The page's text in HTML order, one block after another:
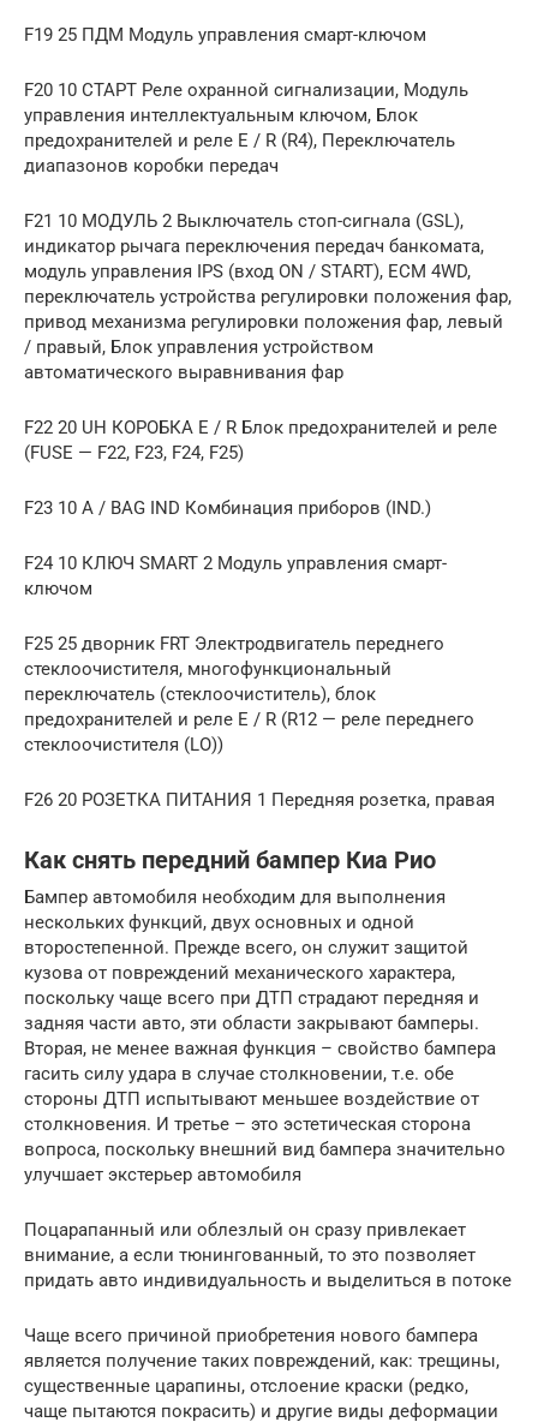
F19 25 ПДМ Модуль управления смарт-ключом
F20 10 СТАРТ Реле охранной сигнализации, Модуль
управления интеллектуальным ключом, Блок
предохранителей и реле E / R (R4), Переключатель
диапазонов коробки передач
F21 10 МОДУЛЬ 2 Выключатель стоп-сигнала (GSL),
индикатор рычага переключения передач банкомата,
модуль управления IPS (вход ON / START), ECM 4WD,
переключатель устройства регулировки положения фар,
привод механизма регулировки положения фар, левый
/ правый, Блок управления устройством
автоматического выравнивания фар
F22 20 UH КОРОБКА E / R Блок предохранителей и реле
(FUSE — F22, F23, F24, F25)
F23 10 A / BAG IND Комбинация приборов (IND.)
F24 10 КЛЮЧ SMART 2 Модуль управления смарт-
ключом
F25 25 дворник FRT Электродвигатель переднего
стеклоочистителя, многофункциональный
переключатель (стеклоочиститель), блок
предохранителей и реле E / R (R12 — реле переднего
стеклоочистителя (LO))
F26 20 РОЗЕТКА ПИТАНИЯ 1 Передняя розетка, правая
Как снять передний бампер Киа Рио
Бампер автомобиля необходим для выполнения
нескольких функций, двух основных и одной
второстепенной. Прежде всего, он служит защитой
кузова от повреждений механического характера,
поскольку чаще всего при ДТП страдают передняя и
задняя части авто, эти области закрывают бамперы.
Вторая, не менее важная функция – свойство бампера
гасить силу удара в случае столкновении, т.е. обе
стороны ДТП испытывают меньшее воздействие от
столкновения. И третье – это эстетическая сторона
вопроса, поскольку внешний вид бампера значительно
улучшает экстерьер автомобиля
Поцарапанный или облезлый он сразу привлекает
внимание, а если тюнингованный, то это позволяет
придать авто индивидуальность и выделиться в потоке
Чаще всего причиной приобретения нового бампера
является получение таких повреждений, как: трещины,
существенные царапины, отслоение краски (редко,
чаще пытаются покрасить) и другие виды деформации